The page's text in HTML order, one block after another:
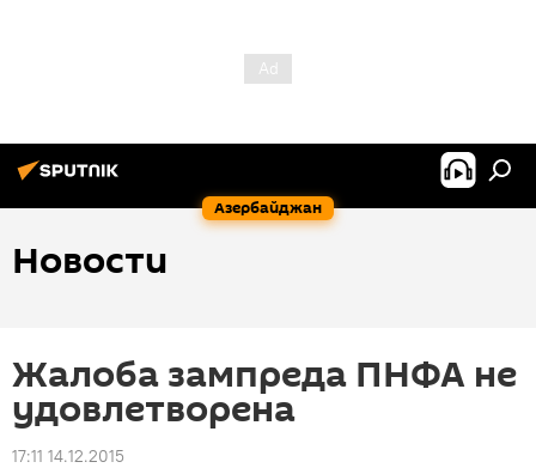
Азербайджан
Новости
Жалоба зампреда ПНФА не
удовлетворена
17:11 14.12.2015